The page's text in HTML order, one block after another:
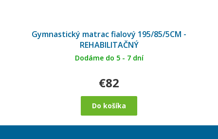
Gymnastický matrac fialový 195/85/5CM -
REHABILITAČNÝ
Dodáme do 5 - 7 dní
€82
Do košíka